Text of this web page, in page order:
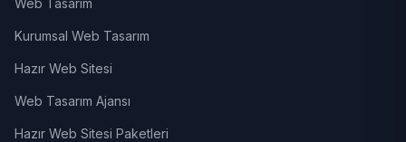
Web Tasarım
Kurumsal Web Tasarım
Hazır Web Sitesi
Web Tasarım Ajansı
Hazır Web Sitesi Paketleri